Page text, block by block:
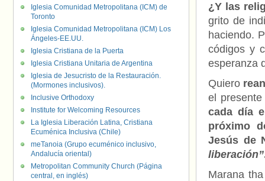
¿Y las
grito de
haciendo.
códigos y
esperanza
Quiero
el
cada día
próximo
Jesús de
liberación”
Marana
Iglesia Comunidad Metropolitana (ICM) de
Toronto
Iglesia Comunidad Metropolitana (ICM) Los
Ángeles-EE.UU.
Iglesia Cristiana de la Puerta
Iglesia Cristiana Unitaria de Argentina
Iglesia de Jesucristo de la Restauración.
(Mormones inclusivos).
Inclusive Orthodoxy
Institute for Welcoming Resources
La Iglesia Liberación Latina, Cristiana
Ecuménica Inclusiva (Chile)
meTanoia (Grupo ecuménico inclusivo,
Andalucía oriental)
Metropolitan Community Church (Página
central, en inglés)